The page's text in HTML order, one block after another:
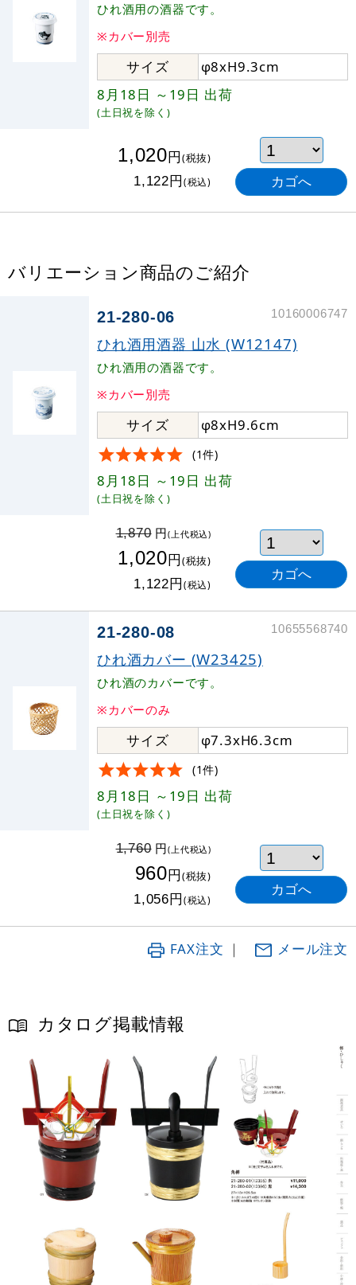
ひれ酒用の酒器です。
※カバー別売
サイズ
φ8xH9.3cm
8月18日 ～19日 出荷
(土日祝を除く)
1,020円(税抜)
1,122円(税込)
バリエーション商品のご紹介
21-280-06 10160006747
ひれ酒用酒器 山水 (W12147)
ひれ酒用の酒器です。
※カバー別売
サイズ φ8xH9.6cm
(1件)
8月18日 ～19日 出荷
(土日祝を除く)
1,870円(上代税込)
1,020円(税抜)
1,122円(税込)
21-280-08 10655568740
ひれ酒カバー (W23425)
ひれ酒のカバーです。
※カバーのみ
サイズ φ7.3xH6.3cm
(1件)
8月18日 ～19日 出荷
(土日祝を除く)
1,760円(上代税込)
960円(税抜)
1,056円(税込)
FAX注文 ｜ メール注文
カタログ掲載情報